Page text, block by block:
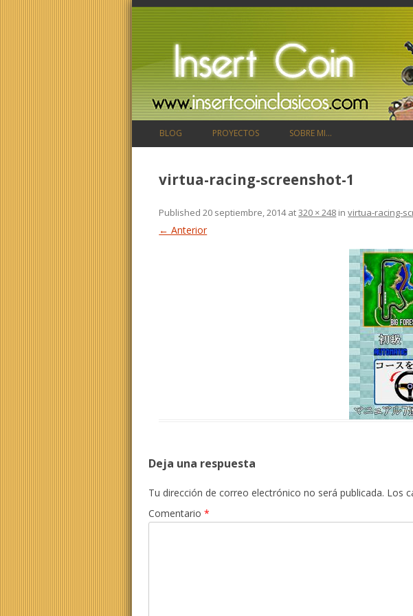
BLOG PROYECTOS SOBRE MI…
virtua-racing-screenshot-1
Published20 septiembre, 2014at320 × 248 invirtua-racing-
← Anterior
Deja una respuesta
Tu dirección de correo electrónico no será publicada. Los
Comentario *